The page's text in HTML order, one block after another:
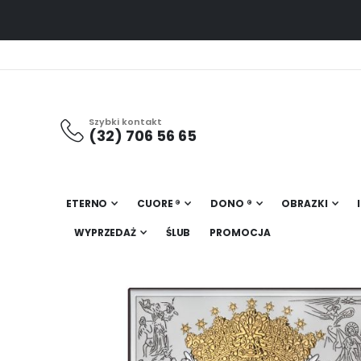
Szybki kontakt
(32) 706 56 65
ETERNO CUORE ® DONO ® OBRAZKI
WYPRZEDAŻ ŚLUB PROMOCJA